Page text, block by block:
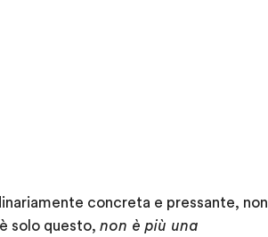
concreta e pressante, non
solo questo, non è più una